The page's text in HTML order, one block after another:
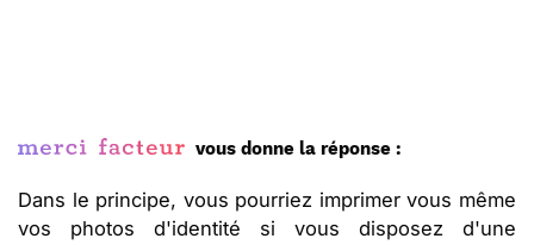
vous donne la réponse :
Dans le principe, vous pourriez imprimer vous même
vos photos d'identité si vous disposez d'une